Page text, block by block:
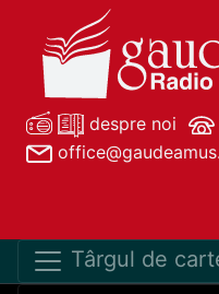
despre noi
Târgul de